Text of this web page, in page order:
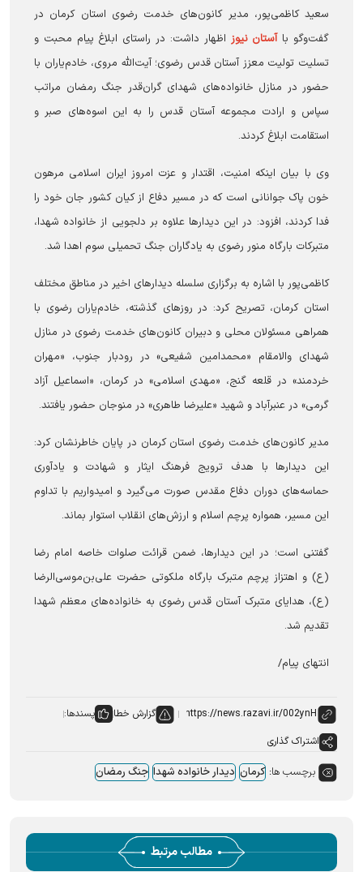
سعید کاظمی‌پور، مدیر کانون‌های خدمت رضوی استان کرمان در
گفت‌و‌گو با آستان نیوز اظهار داشت: در راستای ابلاغ پیام محبت و
تسلیت تولیت معزز آستان قدس رضوی؛ آیت‌الله مروی، خادم‌یاران با
حضور در منازل خانواده‌های شهدای گران‌قدر جنگ رمضان مراتب
سپاس و ارادت مجموعه آستان قدس را به این اسوه‌های صبر و
استقامت ابلاغ کردند.
وی با بیان اینکه امنیت، اقتدار و عزت امروز ایران اسلامی مرهون
خون پاک جوانانی است که در مسیر دفاع از کیان کشور جان خود را
فدا کردند، افزود: در این دیدار‌ها علاوه بر دلجویی از خانواده شهدا،
متبرکات بارگاه منور رضوی به یادگاران جنگ تحمیلی سوم اهدا شد.
کاظمی‌پور با اشاره به برگزاری سلسله دیدار‌های اخیر در مناطق مختلف
استان کرمان، تصریح کرد: در روز‌های گذشته، خادم‌یاران رضوی با
همراهی مسئولان محلی و دبیران کانون‌های خدمت رضوی در منازل
شهدای والامقام «محمدامین شفیعی» در رودبار جنوب، «مهران
خردمند» در قلعه گنج، «مهدی اسلامی» در کرمان، «اسماعیل آزاد
گرمی» در عنبرآباد و شهید «علیرضا طاهری» در منوجان حضور یافتند.
مدیر کانون‌های خدمت رضوی استان کرمان در پایان خاطرنشان کرد:
این دیدار‌ها با هدف ترویج فرهنگ ایثار و شهادت و یادآوری
حماسه‌های دوران دفاع مقدس صورت می‌گیرد و امیدواریم با تداوم
این مسیر، همواره پرچم اسلام و ارزش‌های انقلاب استوار بماند.
گفتنی است؛ در این دیدارها، ضمن قرائت صلوات خاصه امام رضا
(ع) و اهتزاز پرچم متبرک بارگاه ملکوتی حضرت علی‌بن‌موسی‌الرضا
(ع)، هدایای متبرک آستان قدس رضوی به خانواده‌های معظم شهدا
تقدیم شد.
انتهای پیام/
گزارش خطا
پسندها:
اشتراک گذاری
برچسب ها: کرمان دیدار خانواده شهدا جنگ رمضان
مطالب مرتبط